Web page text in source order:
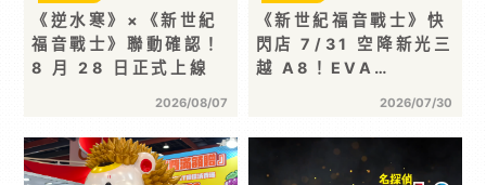
《逆水寒》×《新世紀
福音戰士》聯動確認！
8 月 28 日正式上線
2026/08/07
《新世紀福音戰士》快
閃店 7/31 空降新光三
越 A8！EVA…
2026/07/30